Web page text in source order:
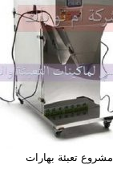
مشروع تعبئة بهارات